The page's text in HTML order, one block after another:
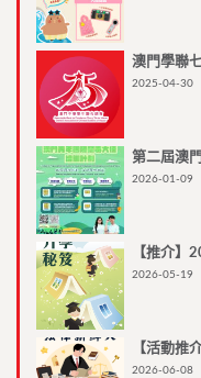
澳門學聯
2025-04-30
第二屆澳
2026-01-09
【推介】
2026-05-19
【活動推
2026-06-08